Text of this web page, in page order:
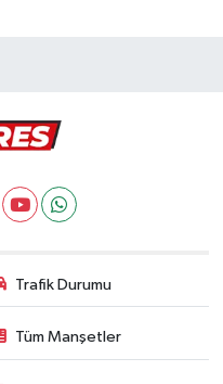
Trafik Durumu
Tüm Manşetler